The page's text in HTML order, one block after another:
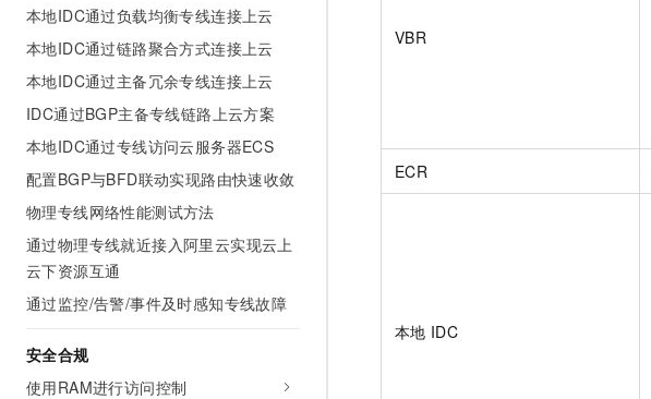
本地IDC通过负载均衡专线连接上云
本地IDC通过链路聚合方式连接上云
本地IDC通过主备冗余专线连接上云
IDC通过BGP主备专线链路上云方案
本地IDC通过专线访问云服务器ECS
配置BGP与BFD联动实现路由快速收敛
物理专线网络性能测试方法
通过物理专线就近接入阿里云实现云上
云下资源互通
通过监控/告警/事件及时感知专线故障
安全合规
使用RAM进行访问控制
VBR
ECR
本地 IDC